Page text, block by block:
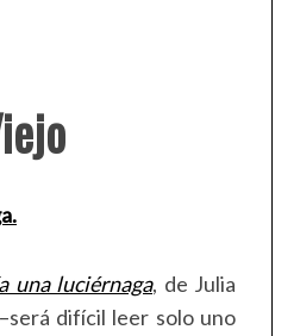
una luciérnaga, de Julia
difícil leer solo uno